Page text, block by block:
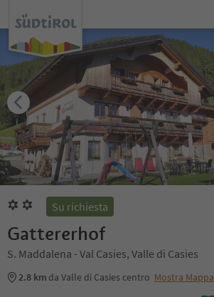
Su richiesta
Gattererhof
S. Maddalena - Val Casies, Valle di Casies
2.8 km da Valle di Casies centro Mostra Mappa